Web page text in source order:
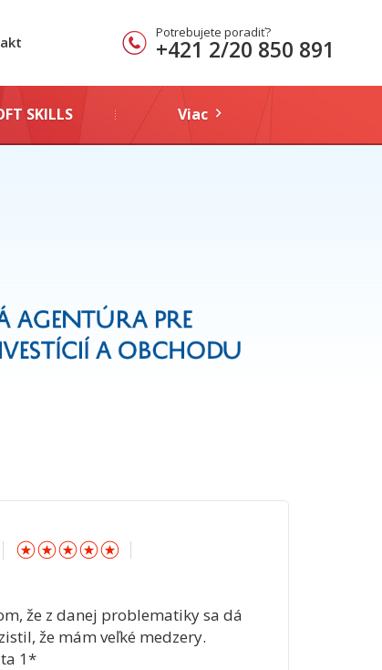
Potrebujete poradiť?
+421 2/20 850 891
SKILLS Viac
☆☆☆☆ ☆
že z danej problematiky sa dá
že mám veľké medzery.
1*